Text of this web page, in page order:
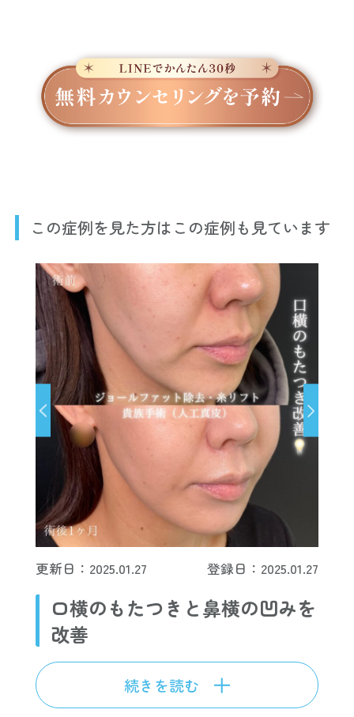
この症例を見た方はこの症例も見ています
更新日：2025.01.27 登録日：2025.01.27
口横のもたつきと鼻横の凹みを
改善
続きを読む